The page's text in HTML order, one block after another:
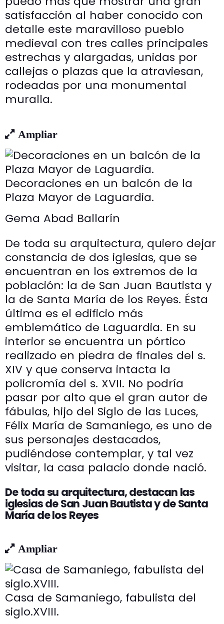
satisfacción al haber conocido con
detalle este maravilloso pueblo
medieval con tres calles principales
estrechas y alargadas, unidas por
callejas o plazas que la atraviesan,
rodeadas por una monumental
muralla.
Ampliar
Decoraciones en un balcón de la
Plaza Mayor de Laguardia.
Gema Abad Ballarín
De toda su arquitectura, quiero dejar
constancia de dos iglesias, que se
encuentran en los extremos de la
población: la de San Juan Bautista y
la de Santa María de los Reyes. Ésta
última es el edificio más
emblemático de Laguardia. En su
interior se encuentra un pórtico
realizado en piedra de finales del s.
XIV y que conserva intacta la
policromía del s. XVII. No podría
pasar por alto que el gran autor de
fábulas, hijo del Siglo de las Luces,
Félix María de Samaniego, es uno de
sus personajes destacados,
pudiéndose contemplar, y tal vez
visitar, la casa palacio donde nació.
De toda su arquitectura, destacan las
iglesias de San Juan Bautista y de Santa
María de los Reyes
Ampliar
Casa de Samaniego, fabulista del
siglo.XVIII.